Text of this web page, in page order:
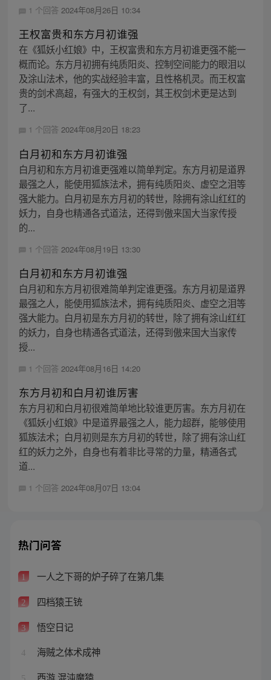
1 个回答 2024年08月26日 10:34
王权富贵和东方月初谁强
在《狐妖小红娘》中，王权富贵和东方月初谁更强不能一
概而论。东方月初拥有纯质阳炎、控制空间能力的眼泪以
及涂山法术，他的实战经验丰富，且性格机灵。而王权富
贵的剑术高超，有强大的王权剑，其王权剑术更是达到
了...
1 个回答 2024年08月20日 18:23
白月初和东方月初谁强
白月初和东方月初谁更强难以简单判定。东方月初是道界
最强之人，能使用狐族法术，拥有纯质阳炎、虚空之泪等
强大能力。白月初是东方月初的转世，除拥有涂山红红的
妖力，自身也精通各式道法，还得到傲来国大当家传授
的...
1 个回答 2024年08月19日 13:30
白月初和东方月初谁强
白月初和东方月初很难简单判定谁更强。东方月初是道界
最强之人，能使用狐族法术，拥有纯质阳炎、虚空之泪等
强大能力。白月初是东方月初的转世，除了拥有涂山红红
的妖力，自身也精通各式道法，还得到傲来国大当家传
授...
1 个回答 2024年08月16日 14:20
东方月初和白月初谁厉害
东方月初和白月初很难简单地比较谁更厉害。东方月初在
《狐妖小红娘》中是道界最强之人，能力超群，能够使用
狐族法术；白月初则是东方月初的转世，除了拥有涂山红
红的妖力之外，自身也有着非比寻常的力量，精通各式
道...
1 个回答 2024年08月07日 13:04
热门问答
1 一人之下哥的炉子碎了在第几集
2 四档猿王铳
3 悟空日记
4 海贼之体术成神
5 西游 混沌魔猿